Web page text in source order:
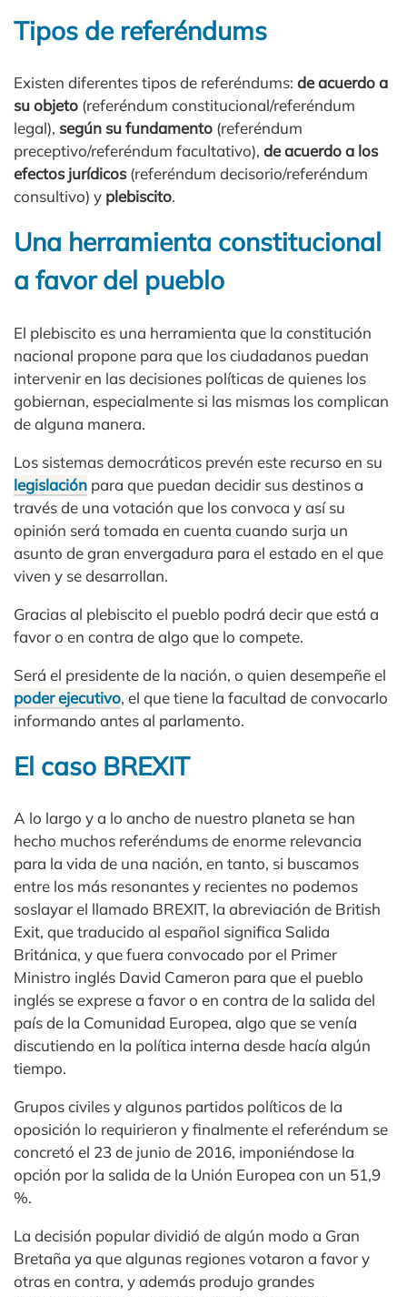
Tipos de referéndums
Existen diferentes tipos de referéndums: de acuerdo a
su objeto (referéndum constitucional/referéndum
legal), según su fundamento (referéndum
preceptivo/referéndum facultativo), de acuerdo a los
efectos jurídicos(referéndum decisorio/referéndum
consultivo) y plebiscito.
Una herramienta constitucional
a favor del pueblo
El plebiscito es una herramienta que la constitución
nacional propone para que los ciudadanos puedan
intervenir en las decisiones políticas de quienes los
gobiernan, especialmente si las mismas los complican
de alguna manera.
Los sistemas democráticos prevén este recurso en su
legislación para que puedan decidir sus destinos a
través de una votación que los convoca y así su
opinión será tomada en cuenta cuando surja un
asunto de gran envergadura para el estado en el que
viven y se desarrollan.
Gracias al plebiscito el pueblo podrá decir que está a
favor o en contra de algo que lo compete.
Será el presidente de la nación, o quien desempeñe el
poder ejecutivo, el que tiene la facultad de convocarlo
informando antes al parlamento.
El caso BREXIT
A lo largo y a lo ancho de nuestro planeta se han
hecho muchos referéndums de enorme relevancia
para la vida de una nación, en tanto, si buscamos
entre los más resonantes y recientes no podemos
soslayar el llamado BREXIT, la abreviación de British
Exit, que traducido al español significa Salida
Británica, y que fuera convocado por el Primer
Ministro inglés David Cameron para que el pueblo
inglés se exprese a favor o en contra de la salida del
país de la Comunidad Europea, algo que se venía
discutiendo en la política interna desde hacía algún
tiempo.
Grupos civiles y algunos partidos políticos de la
oposición lo requirieron y finalmente el referéndum se
concretó el 23 de junio de 2016, imponiéndose la
opción por la salida de la Unión Europea con un 51,9
%.
La decisión popular dividió de algún modo a Gran
Bretaña ya que algunas regiones votaron a favor y
otras en contra, y además produjo grandes